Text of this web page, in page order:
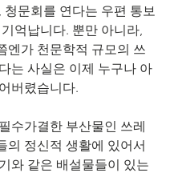
청문회를 연다는 우편 통보
억납니다. 뿐만 아니라,
엔가 천문학적 규모의 쓰
는 사실은 이제 누구나 아
버렸습니다.
수가결한 부산물인 쓰레
의 정신적 생활에 있어서
와 같은 배설물들이 있는